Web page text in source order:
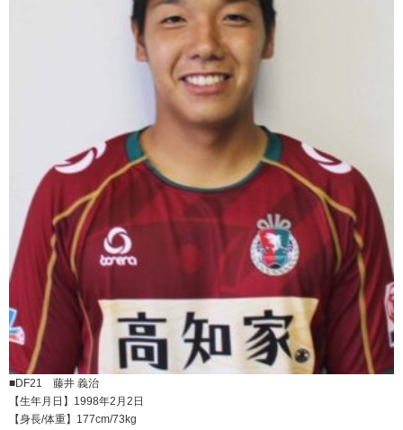
■DF21 藤井 義治
【生年月日】1998年2月2日
【身長/体重】177cm/73kg